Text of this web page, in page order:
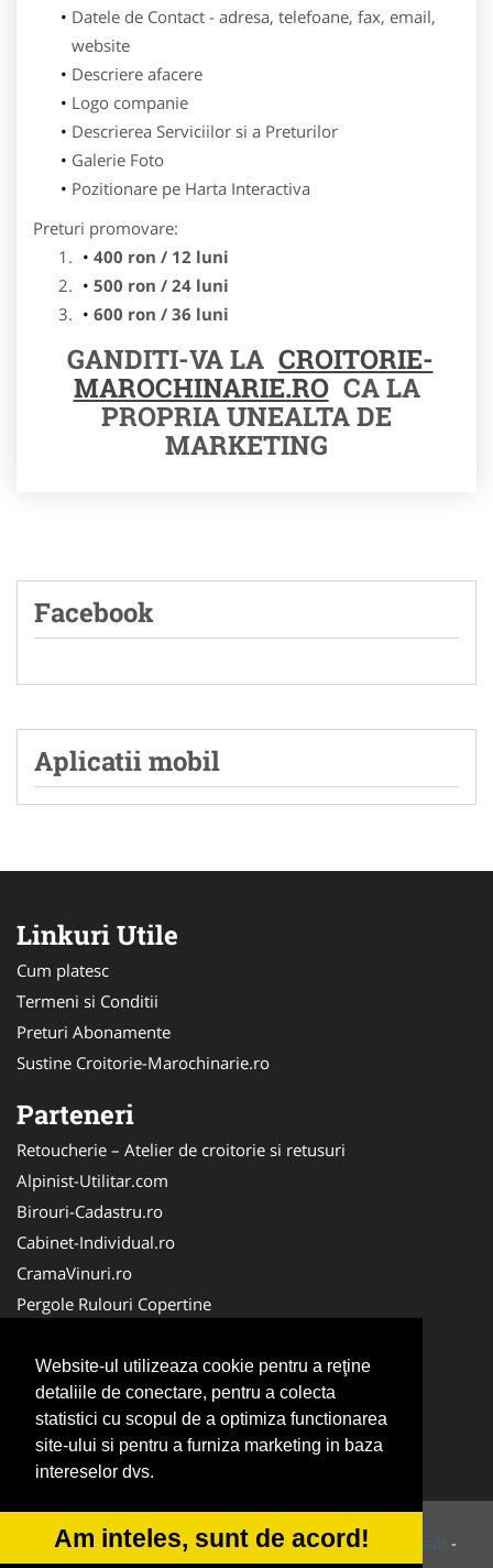
Website-ul utilizeaza cookie pentru a reţine
detaliile de conectare, pentru a colecta
statistici cu scopul de a optimiza functionarea
site-ului si pentru a furniza marketing in baza
intereselor dvs.
Am inteles, sunt de acord!
Datele de Contact - adresa, telefoane, fax, email,
website
Descriere afacere
Logo companie
Descrierea Serviciilor si a Preturilor
Galerie Foto
Pozitionare pe Harta Interactiva
Preturi promovare:
400 ron / 12 luni
500 ron / 24 luni
600 ron / 36 luni
GANDITI-VA LA CROITORIE-
MAROCHINARIE.RO CA LA
PROPRIA UNEALTA DE
MARKETING
Facebook
Aplicatii mobil
Linkuri Utile
Cum platesc
Termeni si Conditii
Preturi Abonamente
Sustine Croitorie-Marochinarie.ro
Parteneri
Retoucherie – Atelier de croitorie si retusuri
Alpinist-Utilitar.com
Birouri-Cadastru.ro
Cabinet-Individual.ro
CramaVinuri.ro
Pergole Rulouri Copertine
Cardiologul.ro
CentruInchirieri.ro
Copertine-Inchideri-Terase.com
Service-Reparatii.com
© 2014-2026 Powered byVilonMedia&Tokaido Consult -